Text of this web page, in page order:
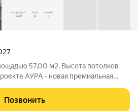
57.00 м2. Высота потолков
АУРА - новая премиальная
башни и 41-этажной
Позвонить